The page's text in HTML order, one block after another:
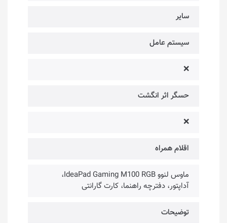
سایر
سیستم عامل
❌
حسگر اثر انگشت
❌
اقلام همراه
ماوس لنوو IdeaPad Gaming M100 RGB،
آداپتور، دفترچه راهنما، کارت گارانتی
توضیحات